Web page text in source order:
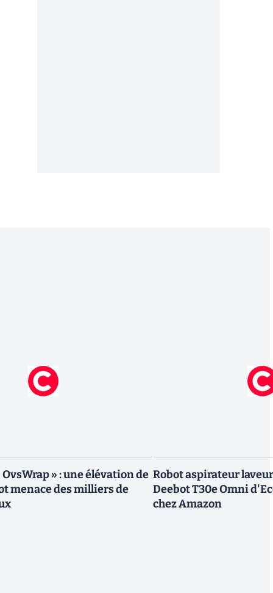
» : une élévation de
menace des milliers de
Robot aspirateur
Deebot T30e Omni
chez Amazon